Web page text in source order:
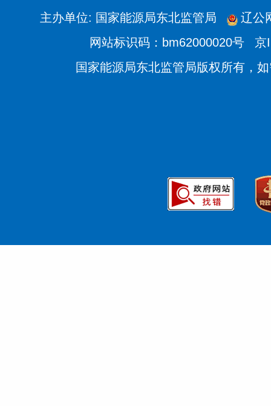
主办单位: 国家能源局东北监管局
辽公
网站标识码：bm62000020号
京
国家能源局东北监管局版权所有，